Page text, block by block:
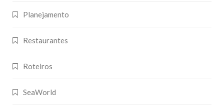
Planejamento
Restaurantes
Roteiros
SeaWorld